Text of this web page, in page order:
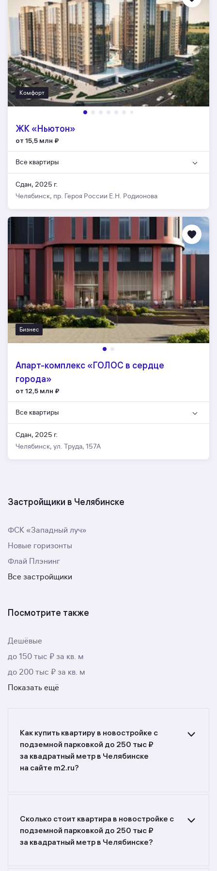
Комфорт
ЖК «Ньютон»
от 15,5 млн ₽
Все квартиры
Сдан, 2025 г.
Челябинск, пр. Героя России Е.Н. Родионова
Бизнес
Апарт-комплекс «ГОЛОС в сердце
города»
от 12,5 млн ₽
Все квартиры
Сдан, 2025 г.
Челябинск, ул. Труда, 157А
Застройщики в Челябинске
ФСК «Западный луч»
Новые горизонты
Флай Плэнинг
Все застройщики
Посмотрите также
Дешёвые
до 150 тыс ₽ за кв. м
до 200 тыс ₽ за кв. м
Показать ещё
Как купить квартиру в новостройке с
подземной парковкой до 250 тыс ₽
за квадратный метр в Челябинске
на сайте m2.ru?
Воспользуйтесь фильтрами или поиском
в разделе.
Сколько стоит квартира в новостройке с
подземной парковкой до 250 тыс ₽
за квадратный метр в Челябинске?